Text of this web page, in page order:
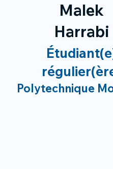
Malek
Harrabi
Polytechnique